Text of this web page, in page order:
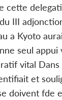
cette
III
a Kyoto
seul appui
vital
et
doivent fde